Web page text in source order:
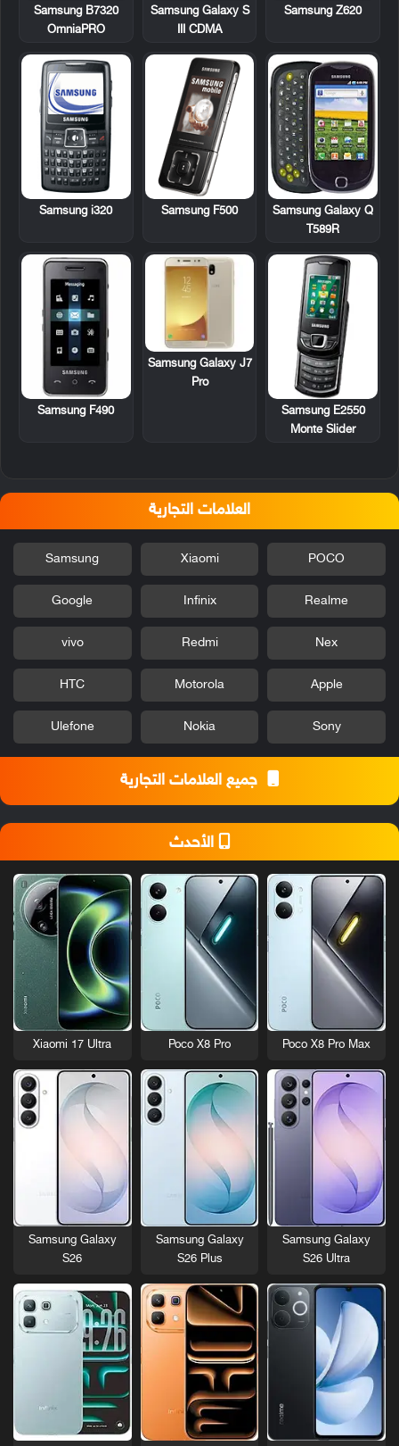
Samsung Z620
Samsung Galaxy S
III CDMA
Samsung B7320
OmniaPRO
Samsung Galaxy Q
T589R
Samsung F500
Samsung i320
Samsung E2550
Monte Slider
Samsung Galaxy J7
Pro
Samsung F490
العلامات التجارية
POCO
Xiaomi
Samsung
Realme
Infinix
Google
Nex
Redmi
vivo
Apple
Motorola
HTC
Sony
Nokia
Ulefone
جميع العلامات التجارية
الأحدث
Poco X8 Pro Max
Poco X8 Pro
Xiaomi 17 Ultra
Samsung Galaxy
S26 Ultra
Samsung Galaxy
S26 Plus
Samsung Galaxy
S26